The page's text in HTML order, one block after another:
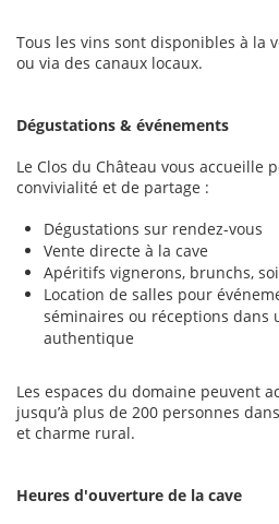
Tous les vins sont disponibles à la
ou via des canaux locaux.
Dégustations & événements
Le Clos du Château vous accueille
convivialité et de partage :
Dégustations sur rendez-vous
Vente directe à la cave
Apéritifs vignerons, brunchs,
Location de salles pour
séminaires ou réceptions dans
authentique
Les espaces du domaine peuvent
jusqu’à plus de 200 personnes
et charme rural.
Heures d'ouverture de la cave